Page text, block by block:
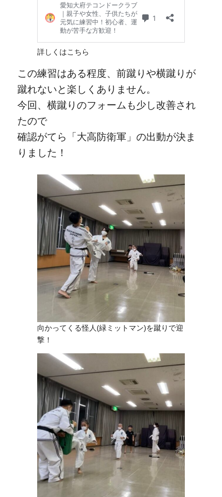
詳しくはこちら
この練習はある程度、前蹴りや横蹴りが
蹴れないと楽しくありません。
今回、横蹴りのフォームも少し改善され
たので
確認がてら「大高防衛軍」の出動が決ま
りました！
向かってくる怪人(緑ミットマン)を蹴りで迎
撃！